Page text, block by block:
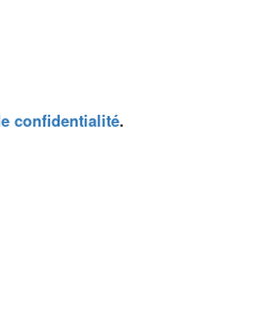
confidentialité.